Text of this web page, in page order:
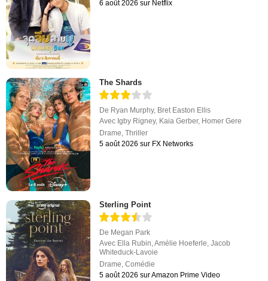
6 août 2026 sur Netflix
The Shards
De Ryan Murphy, Bret Easton Ellis
Avec Igby Rigney, Kaia Gerber, Homer Gere
Drame,Thriller
5 août 2026 sur FX Networks
Sterling Point
De Megan Park
Avec Ella Rubin ,Amélie Hoeferle ,Jacob
Whiteduck-Lavoie
Drame ,Comédie
5 août 2026 sur Amazon Prime Video